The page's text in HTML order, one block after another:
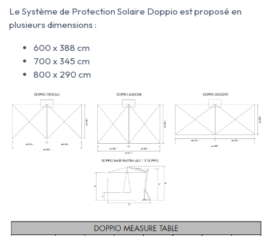
Le Système de Protection Solaire Doppio est proposé en
plusieurs dimensions :
600 x 388 cm
700 x 345 cm
800 x 290 cm